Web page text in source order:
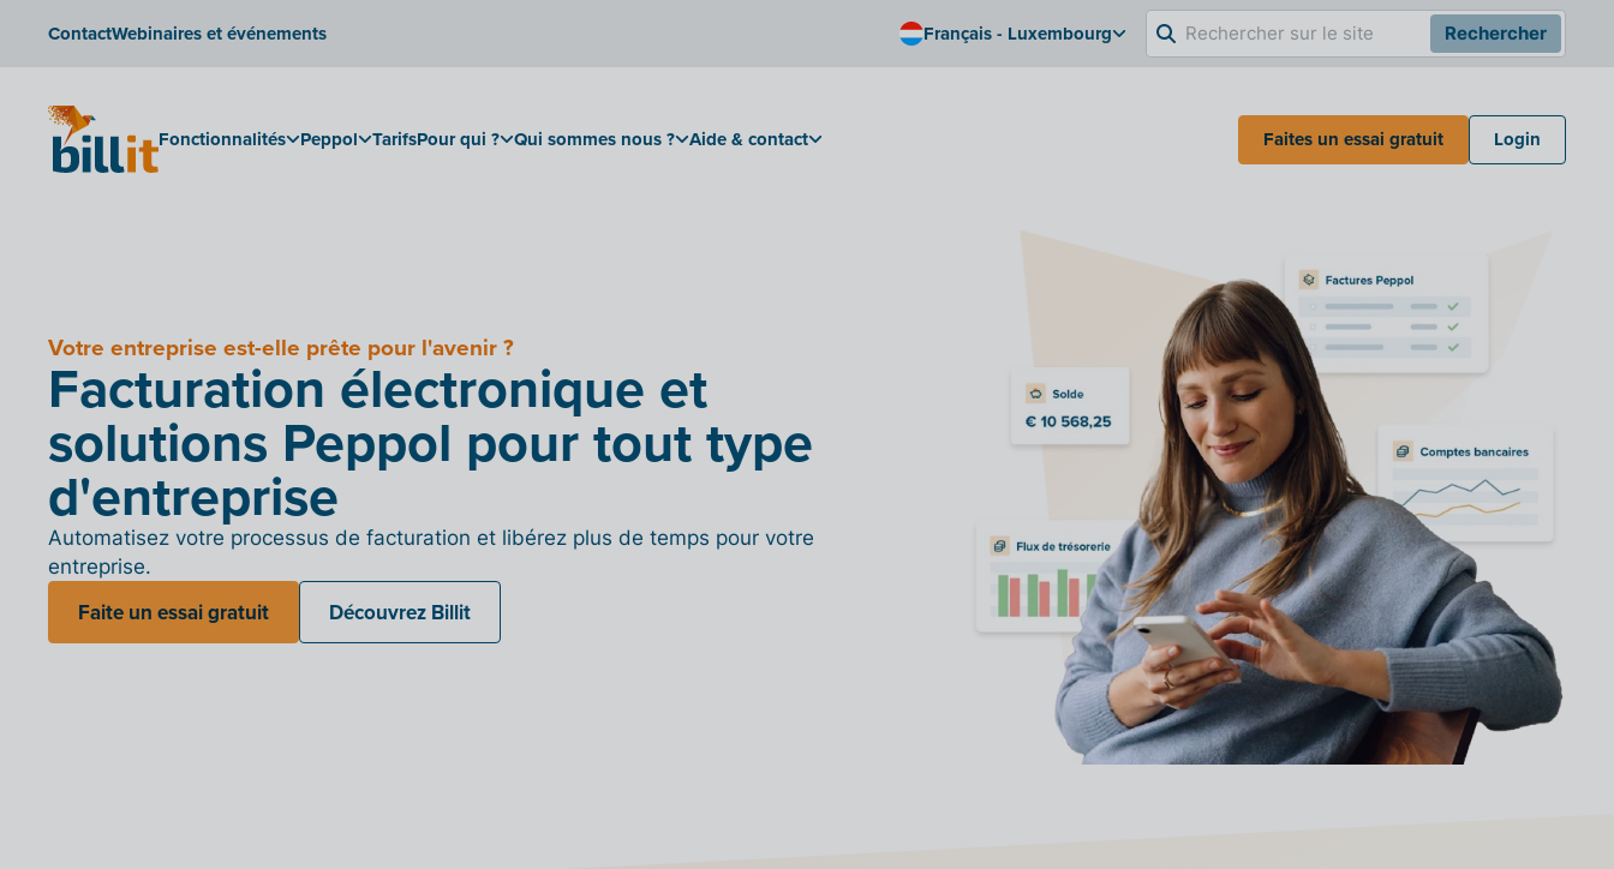
ContactWebinaires et événements Français - Luxembourg Rechercher
Fonctionnalités Peppol TarifsPour qui ? Qui sommes nous ? Aide & contact Faites un essai gratuit Login
Votre entreprise est-elle prête pour l'avenir ?
Facturation électronique et
solutions Peppol pour tout type
d'entreprise
Automatisez votre processus de facturation et libérez plus de temps pour votre
entreprise.
Faite un essai gratuit Découvrez Billit